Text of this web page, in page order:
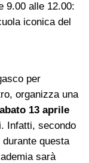
9.00 alle 12.00:
iconica del
per
organizza una
abato 13 aprile
Infatti, secondo
questa
sarà